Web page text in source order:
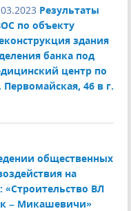
Результаты
по объекту
здания
банка под
центр по
Первомайская, 46 в г.
общественных
на
ВЛ
– Микашевичи»